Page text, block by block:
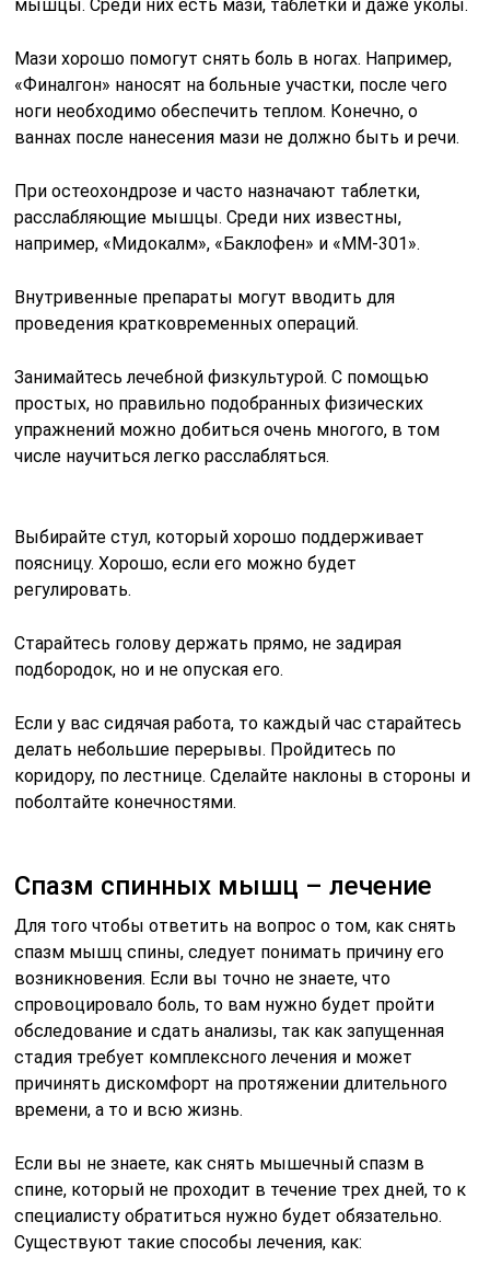
мышцы. Среди них есть мази, таблетки и даже уколы.
Мази хорошо помогут снять боль в ногах. Например,
«Финалгон» наносят на больные участки, после чего
ноги необходимо обеспечить теплом. Конечно, о
ваннах после нанесения мази не должно быть и речи.
При остеохондрозе и часто назначают таблетки,
расслабляющие мышцы. Среди них известны,
например, «Мидокалм», «Баклофен» и «ММ-301».
Внутривенные препараты могут вводить для
проведения кратковременных операций.
Занимайтесь лечебной физкультурой. С помощью
простых, но правильно подобранных физических
упражнений можно добиться очень многого, в том
числе научиться легко расслабляться.
Выбирайте стул, который хорошо поддерживает
поясницу. Хорошо, если его можно будет
регулировать.
Старайтесь голову держать прямо, не задирая
подбородок, но и не опуская его.
Если у вас сидячая работа, то каждый час старайтесь
делать небольшие перерывы. Пройдитесь по
коридору, по лестнице. Сделайте наклоны в стороны и
поболтайте конечностями.
Спазм спинных мышц – лечение
Для того чтобы ответить на вопрос о том, как снять
спазм мышц спины, следует понимать причину его
возникновения. Если вы точно не знаете, что
спровоцировало боль, то вам нужно будет пройти
обследование и сдать анализы, так как запущенная
стадия требует комплексного лечения и может
причинять дискомфорт на протяжении длительного
времени, а то и всю жизнь.
Если вы не знаете, как снять мышечный спазм в
спине, который не проходит в течение трех дней, то к
специалисту обратиться нужно будет обязательно.
Существуют такие способы лечения, как: